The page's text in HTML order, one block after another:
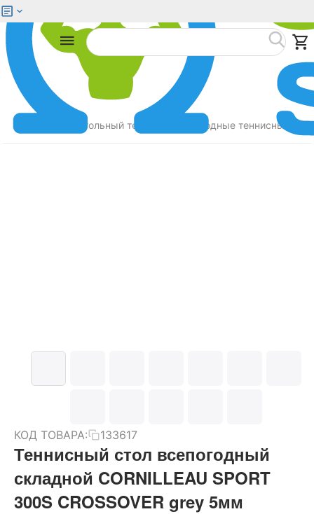
Настольный теннис Всепогодные теннисные
КОД ТОВАРА: 133617
Теннисный стол всепогодный
складной CORNILLEAU SPORT
300S CROSSOVER grey 5мм
Меню Найти